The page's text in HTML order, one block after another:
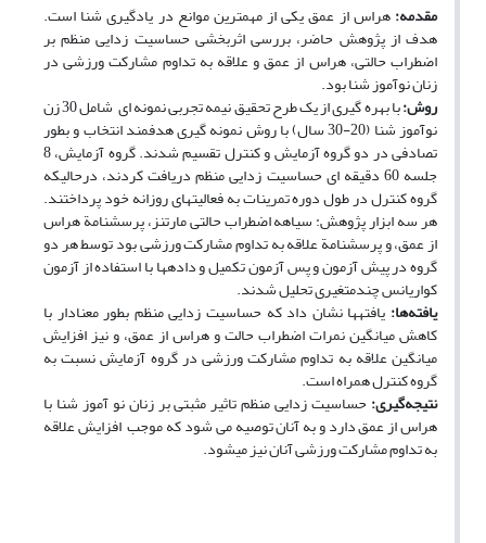
مقدمه:هراس از عمق یکی از مهم­ترین موانع در یادگیری شنا است.
هدف از پژوهش حاضر، بررسی اثربخشی حساسیت زدایی منظم بر
اضطراب حالتی، هراس از عمق و علاقه به تداوم مشارکت ورزشی در
زنان نوآموز شنا بود.
روش: با بهره گیری از یک طرح تحقیق نیمه تجربی نمونه ای شامل 30 زن
نوآموز شنا (20-30 سال) با روش نمونه گیری هدفمند انتخاب و بطور
تصادفی در دو گروه آزمایش و کنترل تقسیم شدند. گروه آزمایش، 8
جلسه 60 دقیقه ای حساسیت زدایی منظم دریافت کردند، درحالیکه
گروه کنترل در طول دوره تمرینات به فعالیت­های روزانه خود پرداختند.
هر سه ابزار پژوهش: سیاهه اضطراب حالتی مارتنز، پرسش­نامة هراس
از عمق، و پرسش­نامة علاقه به تداوم مشارکت ورزشی بود توسط هر دو
گروه در پیش آزمون و پس آزمون تکمیل و داده­ها با استفاده از آزمون
کواریانس چندمتغیری تحلیل شدند.
یافته‌ها: یافته­ها نشان داد که حساسیت زدایی منظم بطور معنادار با
کاهش میانگین نمرات اضطراب حالت و هراس از عمق، و نیز افزایش
میانگین علاقه به تداوم مشارکت ورزشی در گروه آزمایش نسبت به
گروه کنترل همراه است.
نتیجه‌گیری: حساسیت­ زدایی منظم تاثیر مثبتی بر زنان نو آموز شنا با
هراس از عمق دارد و به آنان توصیه می شود که موجب افزایش علاقه
به تداوم مشارکت ورزشی آنان نیز می­شود.